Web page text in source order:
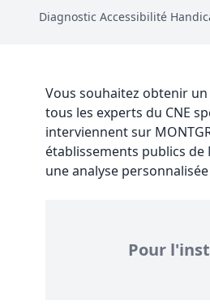
Diagnostic Accessibilité
Vous souhaitez obtenir un
tous les experts du CNE
interviennent sur
établissements publics de
une analyse personnalisée
Pour